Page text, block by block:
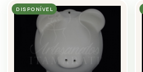
DISPONÍVEL